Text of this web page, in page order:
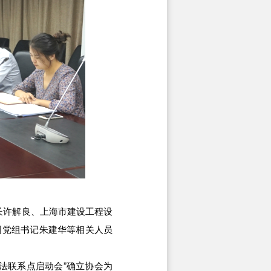
解良、上海市建设工程设
组书记朱建华等相关人员
系点启动会”确立协会为